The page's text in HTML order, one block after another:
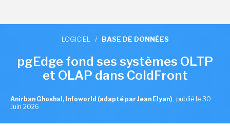
LOGICIEL / BASE DE DONNÉES
pgEdge fond ses systèmes OLTP
et OLAP dans ColdFront
Anirban Ghoshal, Infoworld (adapté par Jean Elyan) , publié le 30
Juin 2026